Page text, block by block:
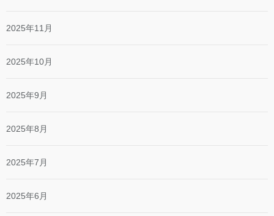
2025年11月
2025年10月
2025年9月
2025年8月
2025年7月
2025年6月